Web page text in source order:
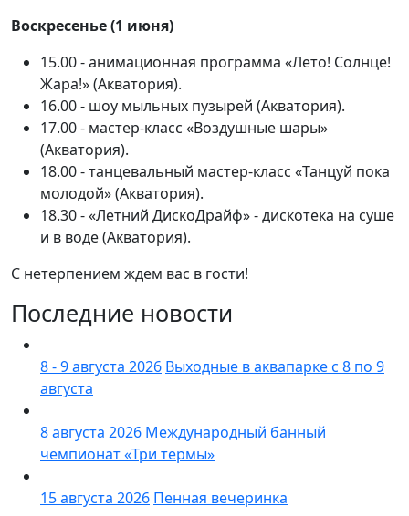
Воскресенье (1 июня)
15.00 - анимационная программа «Лето! Солнце!
Жара!» (Акватория).
16.00 - шоу мыльных пузырей (Акватория).
17.00 - мастер-класс «Воздушные шары»
(Акватория).
18.00 - танцевальный мастер-класс «Танцуй пока
молодой» (Акватория).
18.30 - «Летний ДискоДрайф» - дискотека на суше
и в воде (Акватория).
С нетерпением ждем вас в гости!
Последние новости
8 - 9 августа 2026 Выходные в аквапарке с 8 по 9
августа
8 августа 2026 Международный банный
чемпионат «Три термы»
15 августа 2026 Пенная вечеринка